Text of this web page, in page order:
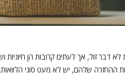
לא דבר זול, אך לעתים קרובות הן
ההחזרה שלהם, יש לא מעט סוגי